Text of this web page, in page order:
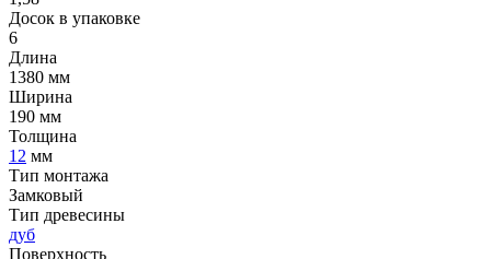
Досок в упаковке
6
Длина
1380 мм
Ширина
190 мм
Толщина
12 мм
Тип монтажа
Замковый
Тип древесины
дуб
Поверхность